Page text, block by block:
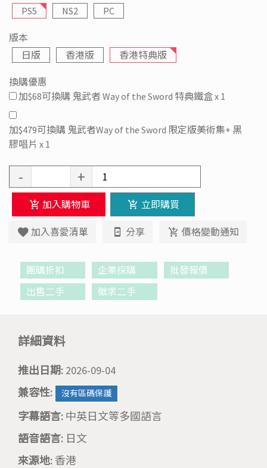
PS5
NS2 PC
版本
日版
香港版 香港特典版
換購優惠
加$68可換購 鬼武者 Way of the Sword 特典鐵盒 x 1
加$479可換購 鬼武者Way of the Sword 限定版美術集+ 黑
膠唱片 x 1
+
-
加入購物車 立即購買
加入喜愛清單 分享 價格變動通知
團購折扣 企業採購
批發報價
出售二手
徵求二手
詳細資料
推出日期: 2026-09-04
兼容性:
沒有區碼保護
字幕語言: 中英日文等多國語言
語音語言: 日文
來源地:香港